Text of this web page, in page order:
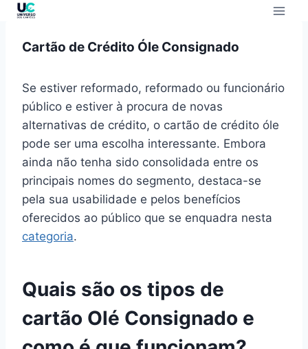
Cartão de Crédito Óle Consignado
Se estiver reformado, reformado ou funcionário
público e estiver à procura de novas
alternativas de crédito, o cartão de crédito óle
pode ser uma escolha interessante. Embora
ainda não tenha sido consolidada entre os
principais nomes do segmento, destaca-se
pela sua usabilidade e pelos benefícios
oferecidos ao público que se enquadra nesta
categoria.
Quais são os tipos de
cartão Olé Consignado e